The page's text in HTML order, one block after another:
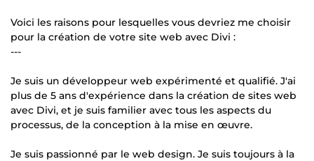
Voici les raisons pour lesquelles vous devriez me choisir
pour la création de votre site web avec Divi :
---
Je suis un développeur web expérimenté et qualifié. J'ai
plus de 5 ans d'expérience dans la création de sites web
avec Divi, et je suis familier avec tous les aspects du
processus, de la conception à la mise en œuvre.
Je suis passionné par le web design. Je suis toujours à la